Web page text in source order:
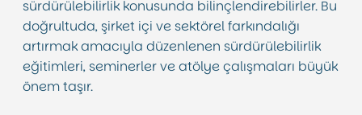
sürdürülebilirlik konusunda bilinçlendirebilirler. Bu
doğrultuda, şirket içi ve sektörel farkındalığı
artırmak amacıyla düzenlenen sürdürülebilirlik
eğitimleri, seminerler ve atölye çalışmaları büyük
önem taşır.